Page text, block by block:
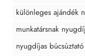
különleges ajándék
munkatársnak
nyugdíjas